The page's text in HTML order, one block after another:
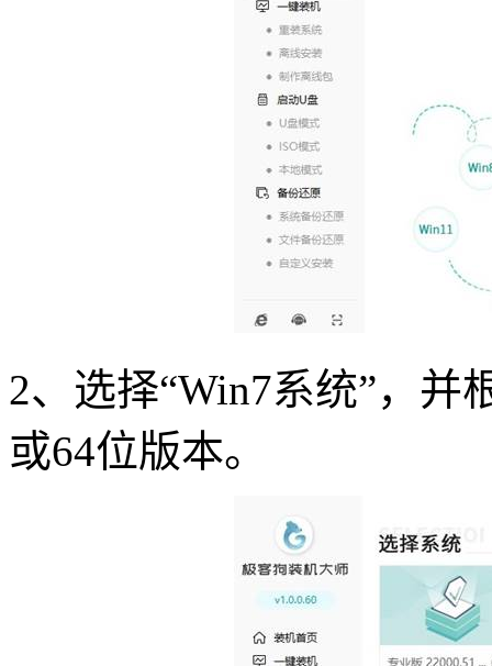
2、选择“Win7系统”，并
或64位版本。